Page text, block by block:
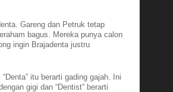
Gareng dan Petruk tetap
bagus. Mereka punya calon
ingin Brajadenta justru
itu berarti gading gajah. Ini
gigi dan “Dentist” berarti